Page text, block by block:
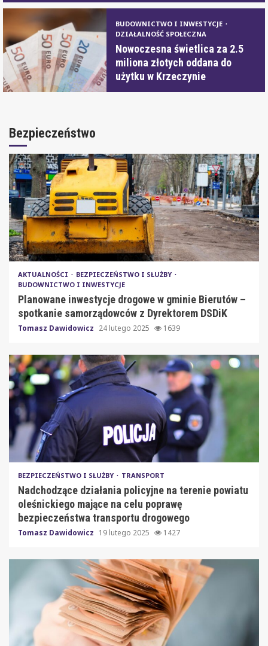
BUDOWNICTWO I INWESTYCJE
DZIAŁALNOŚĆ SPOŁECZNA
Nowoczesna świetlica za 2.5
miliona złotych oddana do
użytku w Krzeczynie
Bezpieczeństwo
AKTUALNOŚCI
BEZPIECZEŃSTWO I SŁUŻBY
BUDOWNICTWO I INWESTYCJE
Planowane inwestycje drogowe w gminie Bierutów –
spotkanie samorządowców z Dyrektorem DSDiK
Tomasz Dawidowicz 24 lutego 2025 1639
BEZPIECZEŃSTWO I SŁUŻBY TRANSPORT
Nadchodzące działania policyjne na terenie powiatu
oleśnickiego mające na celu poprawę
bezpieczeństwa transportu drogowego
Tomasz Dawidowicz 19 lutego 2025 1427